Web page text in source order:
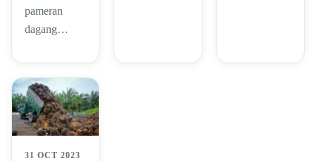
pameran
dagang…
31 OCT 2023